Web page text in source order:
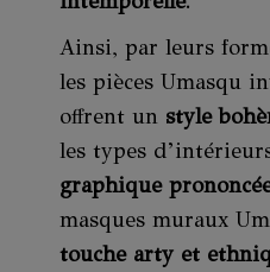
Ainsi, par leurs
les pièces Umasqu
offrent un style
les types
graphique
masques muraux
touche arty et